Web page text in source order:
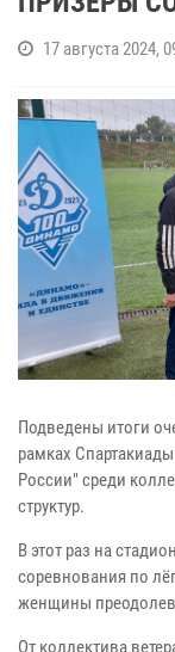
17 августа 2024,
Подведены итоги
рамках
России" среди
структур.
В этот раз на
соревнования по
женщины
От коллектива